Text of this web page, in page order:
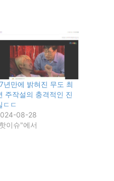
년만에 밝혀진 무도 최
주작설의 충격적인 진
ㄷㄷ
08-28
이슈"에서